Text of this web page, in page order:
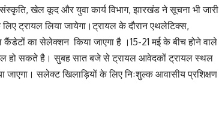
खेल कूद और युवा कार्य विभाग, झारखंड ने सूचना भी जारी
ट्रायल लिया जायेगा।ट्रायल के दौरान एथलेटिक्स,
का सेलेक्शन किया जाएगा है ।15-21 मई के बीच होने वाले
हो सकते है। सुबह सात बजे से ट्रायल आवेदकों ट्रायल स्थल
जाएगा। सलेक्ट खिलाड़ियों के लिए निःशुल्क आवासीय प्रशिक्षण